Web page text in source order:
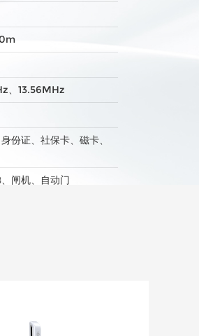
、13.56MHz
份证、社保卡、磁卡、
闸机、自动门